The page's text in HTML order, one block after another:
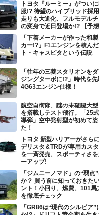
トヨタ『ルーミー』がつい
服!? 待望のハイブリッド採
走りも大進化、フルモデル
の変身で近日登場か!? 【予想
「下着メーカーが作った和
カー!?」F1エンジンを積ん
ト・キャスピタという伝説
「往年の三菱スタリオンを
ジングターボに!?」時代を先
4G63エンジン仕様！
航空自衛隊、謎の未確認大
を搭載しテスト飛行。「25
導弾」空中発射型が初めて
た！
トヨタ 新型ハリアーがさら
デリスタ＆TRDが専用カス
を一斉発売、スポーティさ
ーアップ!
「ジムニーノマド」の“弱点
か？ 買う前に知っておきた
ント！小回り、燃費、101馬
を徹底チェック
「GR86は“現代のシルビア”